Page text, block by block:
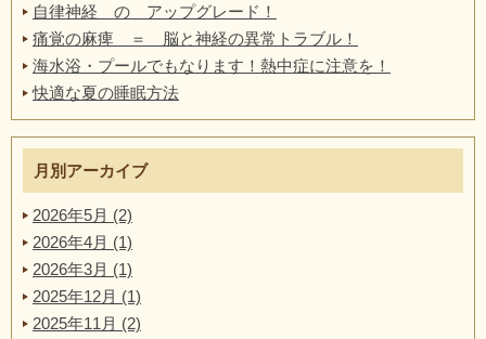
自律神経 の アップグレード！
痛覚の麻痺 ＝ 脳と神経の異常トラブル！
海水浴・プールでもなります！熱中症に注意を！
快適な夏の睡眠方法
月別アーカイブ
2026年5月 (2)
2026年4月 (1)
2026年3月 (1)
2025年12月 (1)
2025年11月 (2)